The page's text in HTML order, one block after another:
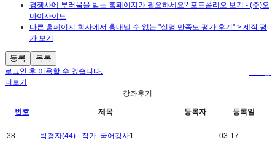
경쟁사에 부러움을 받는 홈페이지가 필요하세요? 포트폴리오 보기 - (주)오
마이사이트
다른 홈페이지 회사에서 흉내낼 수 없는 "실명 만족도 평가 후기" > 제작 평
가 보기
등록 목록
로그인 후 이용할 수 있습니다.
더보기
강좌후기
번호 제목 등록자 등록일
38 박경자(44) - 작가. 국어강사1 03-17